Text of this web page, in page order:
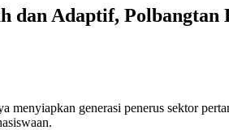
dan Adaptif,
generasi penerus sektor